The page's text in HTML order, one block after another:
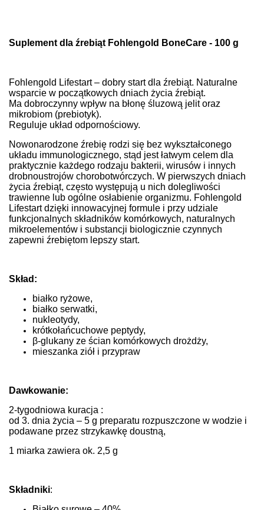
Suplement dla źrebiąt Fohlengold BoneCare - 100 g
Fohlengold Lifestart – dobry start dla źrebiąt. Naturalne
wsparcie w początkowych dniach życia źrebiąt.
Ma dobroczynny wpływ na błonę śluzową jelit oraz
mikrobiom (prebiotyk).
Reguluje układ odpornościowy.
Nowonarodzone źrebię rodzi się bez wykształconego
układu immunologicznego, stąd jest łatwym celem dla
praktycznie każdego rodzaju bakterii, wirusów i innych
drobnoustrojów chorobotwórczych. W pierwszych dniach
życia źrebiąt, często występują u nich dolegliwości
trawienne lub ogólne osłabienie organizmu. Fohlengold
Lifestart dzięki innowacyjnej formule i przy udziale
funkcjonalnych składników komórkowych, naturalnych
mikroelementów i substancji biologicznie czynnych
zapewni źrebiętom lepszy start.
Skład:
białko ryżowe,
białko serwatki,
nukleotydy,
krótkołańcuchowe peptydy,
β-glukany ze ścian komórkowych drożdży,
mieszanka ziół i przypraw
Dawkowanie:
2-tygodniowa kuracja :
od 3. dnia życia – 5 g preparatu rozpuszczone w wodzie i
podawane przez strzykawkę doustną,
1 miarka zawiera ok. 2,5 g
Składniki: